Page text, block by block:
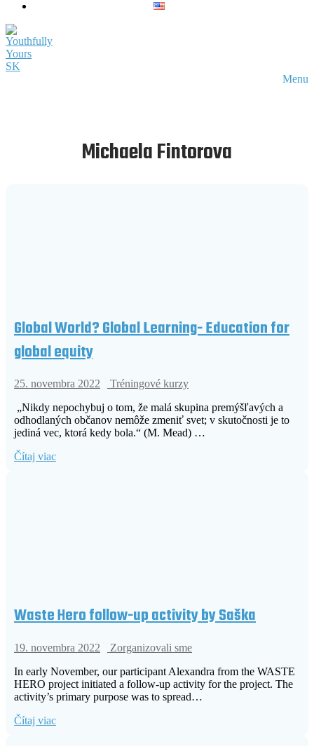
Menu
Michaela Fintorova
Global World? Global Learning- Education for
global equity
25. novembra 2022
Tréningové kurzy
„Nikdy nepochybuj o tom, že malá skupina premýšľavých a
odhodlaných občanov nemôže zmeniť svet; v skutočnosti je to
jediná vec, ktorá kedy bola.“ (M. Mead) …
Čítaj viac
Waste Hero follow-up activity by Saška
19. novembra 2022
Zorganizovali sme
In early November, our participant Alexandra from the WASTE
HERO project initiated a follow-up activity for the project. The
activity’s primary purpose was to spread…
Čítaj viac